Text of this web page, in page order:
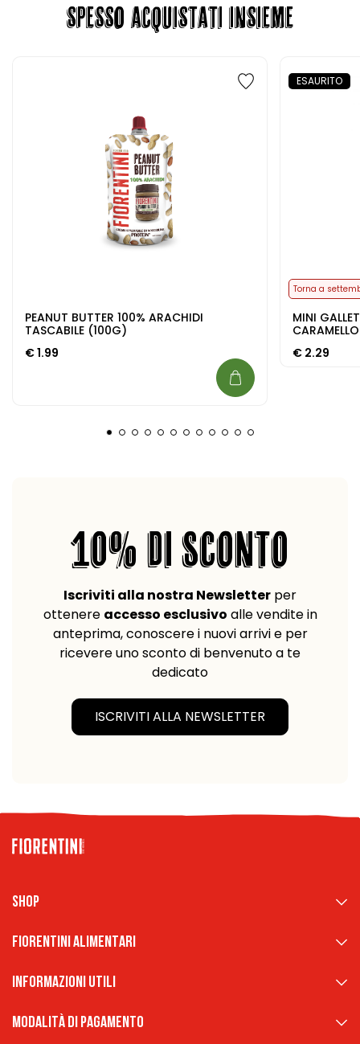
SPESSO ACQUISTATI INSIEME
PEANUT BUTTER 100% ARACHIDI
TASCABILE (100G)
€1.99
ESAURITO
Torna a
MINI
€ 2.29
10% DI SCONTO
Iscriviti alla nostra Newsletter per
ottenere accesso esclusivo alle vendite in
anteprima, conoscere i nuovi arrivi e per
ricevere uno sconto di benvenuto a te
dedicato
ISCRIVITI ALLA NEWSLETTER
Shop
Fiorentini Alimentari
Informazioni Utili
Modalità di pagamento